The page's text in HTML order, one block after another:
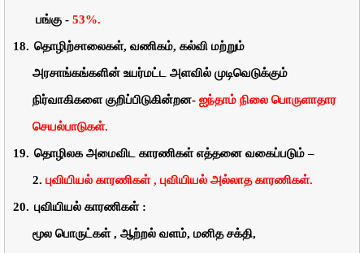
பங்கு - 53%.
18. தொழிற்சாலைகள், வணிகம், கல்வி மற்றும்
அரசாங்கங்களின் உயர்மட்ட அளவில் முடிவெடுக்கும்
நிர்வாகிகளை குறிப்பிடுகின்றன- ஐந்தாம் நிலை பொருளாதார
செயல்பாடுகள்.
19. தொழிலக அமைவிட காரணிகள் எத்தனை வகைப்படும் –
2. புவியியல் காரணிகள், புவியியல் அல்லாத காரணிகள்.
20. புவியியல் காரணிகள் :
மூல பொருட்கள், ஆற்றல் வளம், மனித சக்தி,